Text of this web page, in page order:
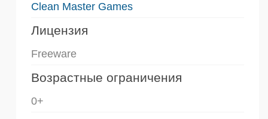
Clean Master Games
Лицензия
Freeware
Возрастные ограничения
0+